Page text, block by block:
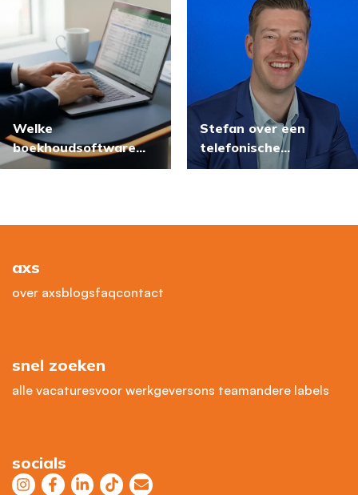
Welke
boekhoudsoftware
wordt gebruikt door
medewerkers?
Stefan over een
telefonische
kennismaking
axs
over axsblogsfaqcontact
snel zoeken
alle vacaturesvoor werkgeversons teamandere labels
socials